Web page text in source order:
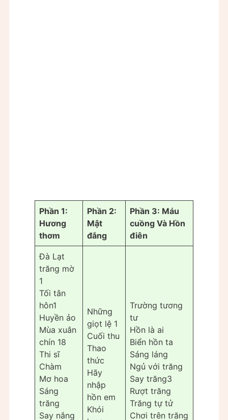
Phần 1:
Hương
thơm
Phần 2:
Mật
đắng
Phần 3: Máu
cuồng Và Hồn
điên
Đà Lạt
trăng mờ
1
Tối tân
hôn1
Huyền ảo
Mùa xuân
chín 18
Thi sĩ
Chàm
Mơ hoa
Sáng
trăng
Say nắng
Những
giọt lệ 1
Cuối thu
Thao
thức
Hãy
nhập
hồn em
Khói
Trường tương
tư
Hồn là ai
Biển hồn ta
Sáng láng
Ngủ với trăng
Say trăng3
Rượt trăng
Trăng tự tử
Chơi trên trăng